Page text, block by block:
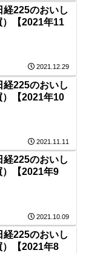
経225のおいし
【2021年11
2021.12.29
経225のおいし
【2021年10
2021.11.11
経225のおいし
）【2021年9
2021.10.09
経225のおいし
）【2021年8